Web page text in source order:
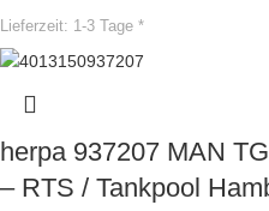
Lieferzeit: 1-3 Tage *
herpa 937207 MAN
– RTS / Tankpool